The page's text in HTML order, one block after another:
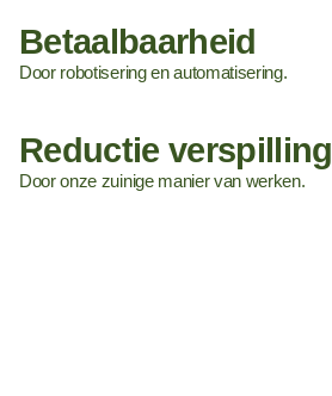
Betaalbaarheid
Door robotisering en automatisering.
Reductie verspilling
Door onze zuinige manier van werken.